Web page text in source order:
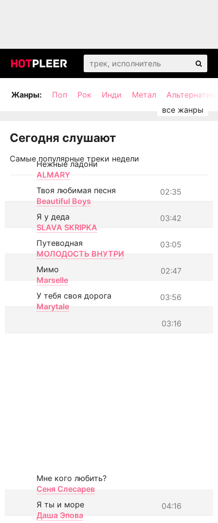
Жанры: Поп Рок Инди Метал
Сегодня слушают
Самые популярные треки недели
Нежные ладони
ALMARY
02:35
Твоя любимая песня
Beautiful Boys
03:42
Я у деда
SLAVA SKRIPKA
03:05
Путеводная
МОЛОДОСТЬ ВНУТРИ
02:47
Мимо
Marselle
03:56
У тебя своя дорога
Marytale
03:16
Мне кого любить?
Сеня Слесарев
04:16
Я ты и море
Даша Эпова